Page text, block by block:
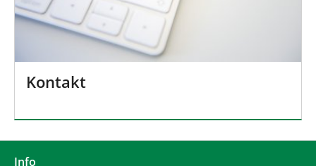
Kontakt
Info